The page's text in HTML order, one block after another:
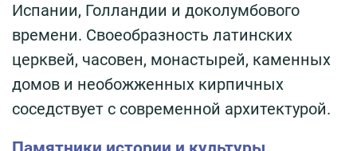
Испании, Голландии и доколумбового
времени. Своеобразность латинских
церквей, часовен, монастырей, каменных
домов и необожженных кирпичных
соседствует с современной архитектурой.